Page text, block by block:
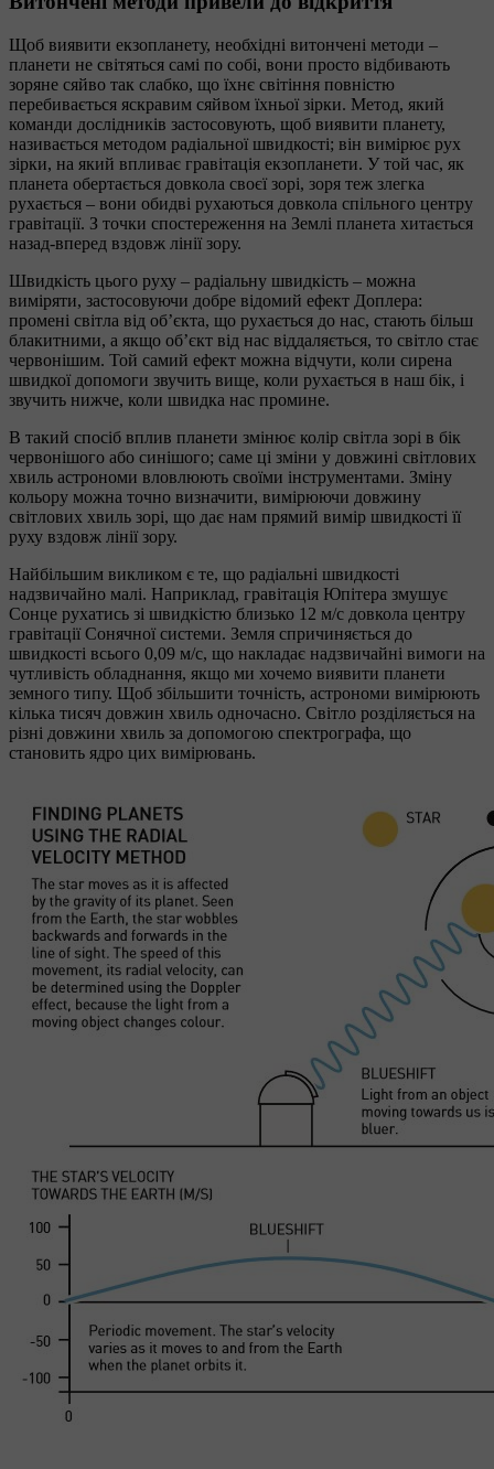
Щоб виявити екзопланету, необхідні витончені методи –
планети не світяться самі по собі, вони просто відбивають
зоряне сяйво так слабко, що їхнє світіння повністю
перебивається яскравим сяйвом їхньої зірки. Метод, який
команди дослідників застосовують, щоб виявити планету,
називається методом радіальної швидкості; він вимірює рух
зірки, на який впливає гравітація екзопланети. У той час, як
планета обертається довкола своєї зорі, зоря теж злегка
рухається – вони обидві рухаються довкола спільного центру
гравітації. З точки спостереження на Землі планета хитається
назад-вперед вздовж лінії зору.
Швидкість цього руху – радіальну швидкість – можна
виміряти, застосовуючи добре відомий ефект Доплера:
промені світла від об’єкта, що рухається до нас, стають більш
блакитними, а якщо об’єкт від нас віддаляється, то світло стає
червонішим. Той самий ефект можна відчути, коли сирена
швидкої допомоги звучить вище, коли рухається в наш бік, і
звучить нижче, коли швидка нас промине.
В такий спосіб вплив планети змінює колір світла зорі в бік
червонішого або синішого; саме ці зміни у довжині світлових
хвиль астрономи вловлюють своїми інструментами. Зміну
кольору можна точно визначити, вимірюючи довжину
світлових хвиль зорі, що дає нам прямий вимір швидкості її
руху вздовж лінії зору.
Найбільшим викликом є те, що радіальні швидкості
надзвичайно малі. Наприклад, гравітація Юпітера змушує
Сонце рухатись зі швидкістю близько 12 м/с довкола центру
гравітації Сонячної системи. Земля спричиняється до
швидкості всього 0,09 м/с, що накладає надзвичайні вимоги на
чутливість обладнання, якщо ми хочемо виявити планети
земного типу. Щоб збільшити точність, астрономи вимірюють
кілька тисяч довжин хвиль одночасно. Світло розділяється на
різні довжини хвиль за допомогою спектрографа, що
становить ядро цих вимірювань.